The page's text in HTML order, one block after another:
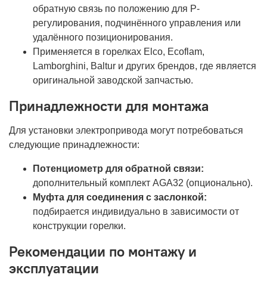
обратную связь по положению для P-
регулирования, подчинённого управления или
удалённого позиционирования.
Применяется в горелках Elco, Ecoflam,
Lamborghini, Baltur и других брендов, где является
оригинальной заводской запчастью.
Принадлежности для монтажа
Для установки электропривода могут потребоваться
следующие принадлежности:
Потенциометр для обратной связи:
дополнительный комплект AGA32 (опционально).
Муфта для соединения с заслонкой:
подбирается индивидуально в зависимости от
конструкции горелки.
Рекомендации по монтажу и
эксплуатации